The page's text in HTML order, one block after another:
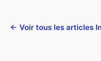
← Voir tous les articles